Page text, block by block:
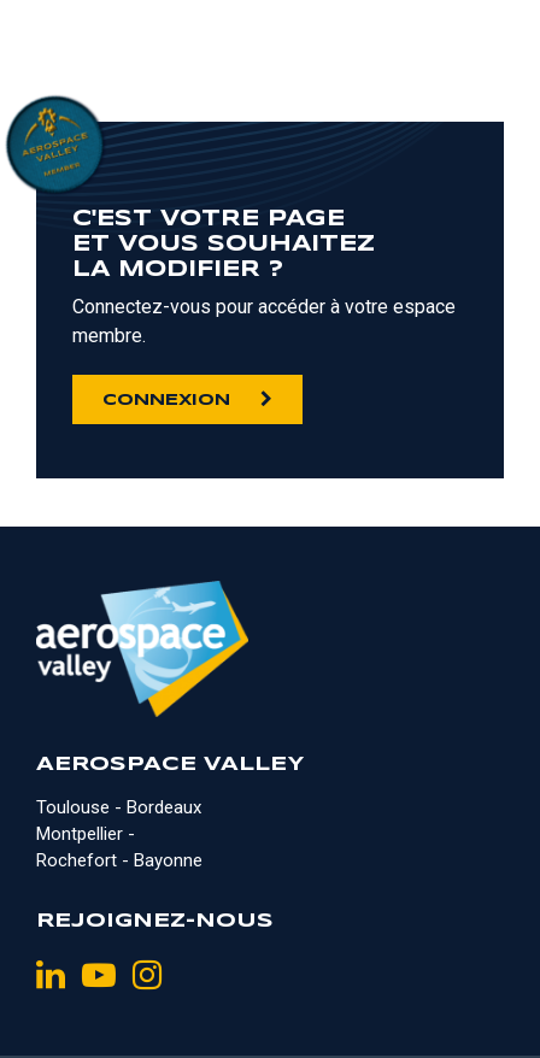
C'EST VOTRE PAGE
ET VOUS SOUHAITEZ
LA MODIFIER ?
Connectez-vous pour accéder à votre espace
membre.
CONNEXION
AEROSPACE VALLEY
Toulouse - Bordeaux
Montpellier -
Rochefort - Bayonne
REJOIGNEZ-NOUS